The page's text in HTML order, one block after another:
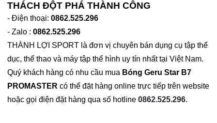
THÁCH ĐỘT PHÁ THÀNH CÔNG
- Điện thoại: 0862.525.296
- Zalo : 0862.525.296
THÀNH LỢI SPORT là đơn vị chuyên bán dụng cụ tập thể
dục, thể thao và máy tập thể hình uy tín nhất tại Việt Nam.
Quý khách hàng có nhu cầu mua Bóng Geru Star B7
PROMASTER có thể đặt hàng online trực tiếp trên website
hoặc gọi điện đặt hàng qua số hotline 0862.525.296.